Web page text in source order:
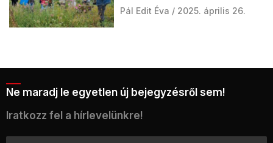
Pál Edit Éva 2025. április 26.
Ne maradj le egyetlen új bejegyzésről sem!
Iratkozz fel a hírlevelünkre!